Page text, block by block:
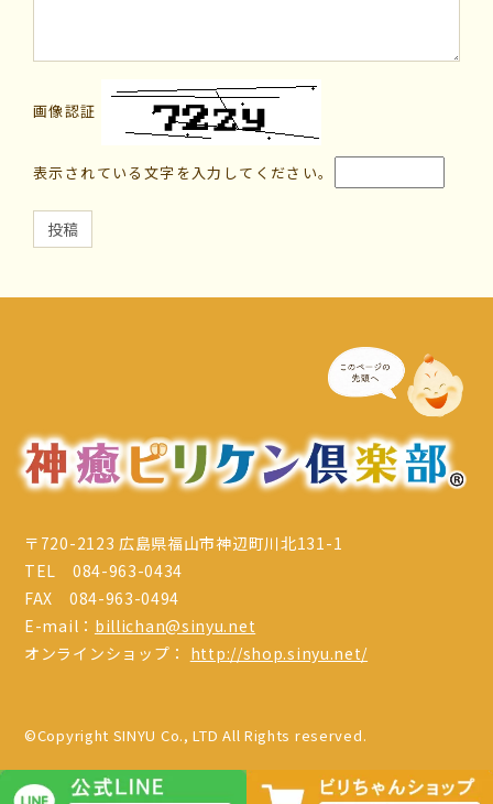
画像認証
表示されている文字を入力してください。
〒720-2123 広島県福山市神辺町川北131-1
TEL 084-963-0434
FAX 084-963-0494
E-mail： billichan@sinyu.net
オンラインショップ： http://shop.sinyu.net/
©Copyright SINYU Co., LTD All Rights reserved.